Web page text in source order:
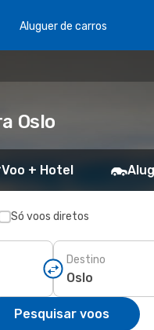
Aluguer de carros
Oslo
Voo + Hotel
Só voos diretos
Destino
Pesquisar voos